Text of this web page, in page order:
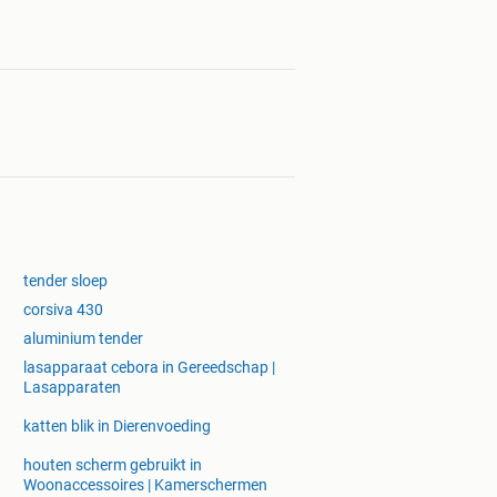
tender sloep
corsiva 430
aluminium tender
lasapparaat cebora in Gereedschap |
Lasapparaten
katten blik in Dierenvoeding
houten scherm gebruikt in
Woonaccessoires | Kamerschermen